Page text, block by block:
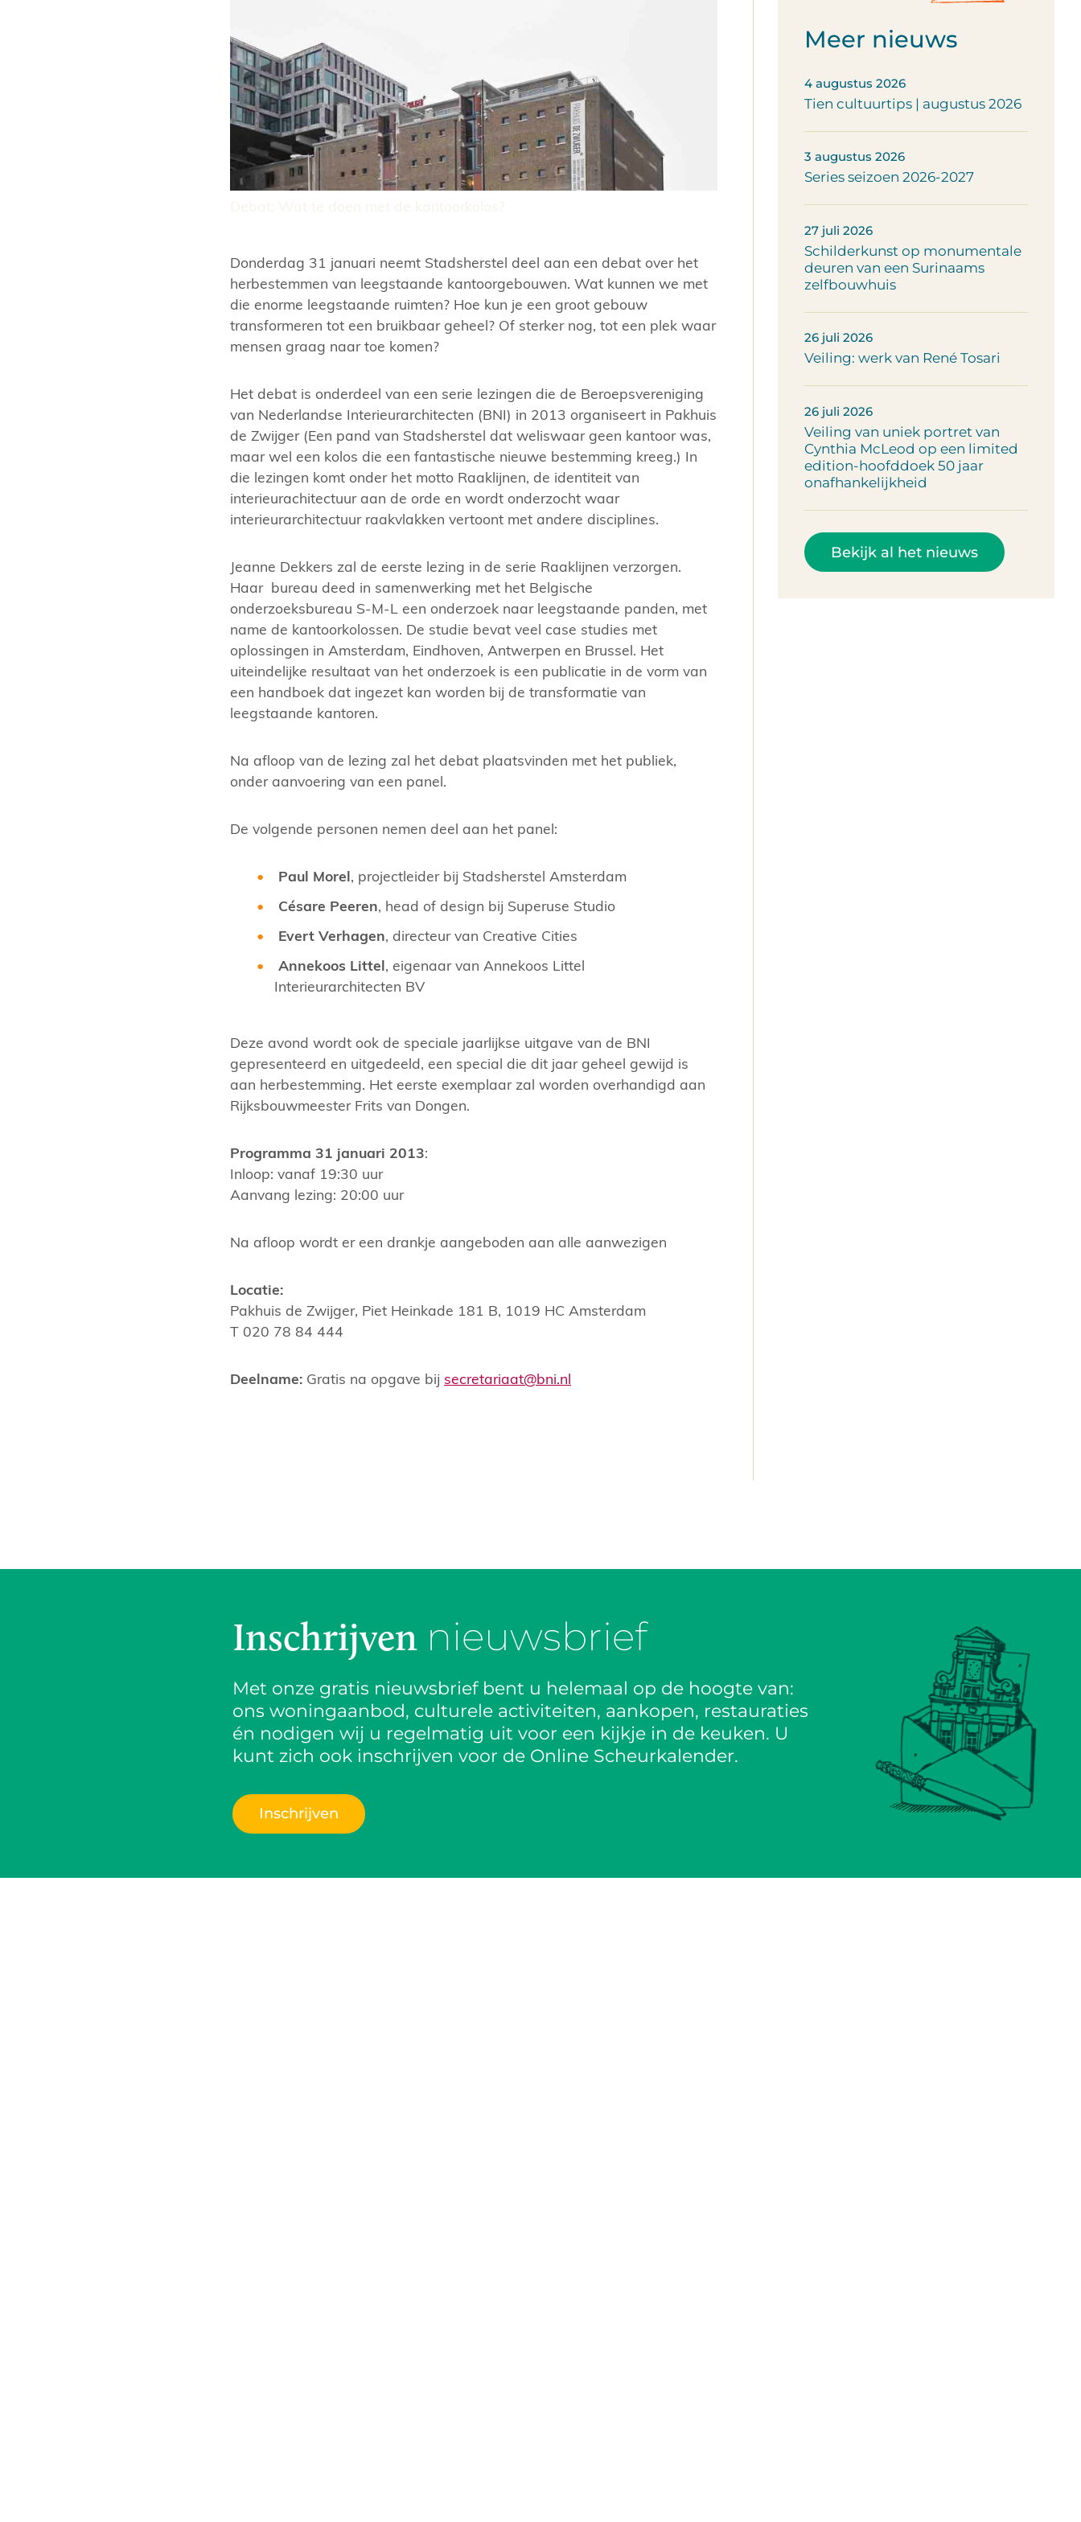
Donderdag 31 januari neemt Stadsherstel deel aan een debat over het
herbestemmen van leegstaande kantoorgebouwen. Wat kunnen we met
die enorme leegstaande ruimten? Hoe kun je een groot gebouw
transformeren tot een bruikbaar geheel? Of sterker nog, tot een plek waar
mensen graag naar toe komen?
Het debat is onderdeel van een serie lezingen die de Beroepsvereniging
van Nederlandse Interieurarchitecten (BNI) in 2013 organiseert in Pakhuis
de Zwijger (Een pand van Stadsherstel dat weliswaar geen kantoor was,
maar wel een kolos die een fantastische nieuwe bestemming kreeg.) In
die lezingen komt onder het motto Raaklijnen, de identiteit van
interieurachitectuur aan de orde en wordt onderzocht waar
interieurarchitectuur raakvlakken vertoont met andere disciplines.
Jeanne Dekkers zal de eerste lezing in de serie Raaklijnen verzorgen.
Haar bureau deed in samenwerking met het Belgische
onderzoeksbureau S-M-L een onderzoek naar leegstaande panden, met
name de kantoorkolossen. De studie bevat veel case studies met
oplossingen in Amsterdam, Eindhoven, Antwerpen en Brussel. Het
uiteindelijke resultaat van het onderzoek is een publicatie in de vorm van
een handboek dat ingezet kan worden bij de transformatie van
leegstaande kantoren.
Na afloop van de lezing zal het debat plaatsvinden met het publiek,
onder aanvoering van een panel.
De volgende personen nemen deel aan het panel:
Paul Morel, projectleider bij Stadsherstel Amsterdam
Césare Peeren, head of design bij Superuse Studio
Evert Verhagen, directeur van Creative Cities
Annekoos Littel, eigenaar van Annekoos Littel
Interieurarchitecten BV
Deze avond wordt ook de speciale jaarlijkse uitgave van de BNI
gepresenteerd en uitgedeeld, een special die dit jaar geheel gewijd is
aan herbestemming. Het eerste exemplaar zal worden overhandigd aan
Rijksbouwmeester Frits van Dongen.
Programma 31 januari 2013:
Inloop: vanaf 19:30 uur
Aanvang lezing: 20:00 uur
Na afloop wordt er een drankje aangeboden aan alle aanwezigen
Locatie:
Pakhuis de Zwijger, Piet Heinkade 181 B, 1019 HC Amsterdam
T 020 78 84 444
Deelname: Gratis na opgave bij secretariaat@bni.nl
Meer nieuws
4 augustus 2026
Tien cultuurtips | augustus 2026
3 augustus 2026
Series seizoen 2026-2027
27 juli 2026
Schilderkunst op monumentale
deuren van een Surinaams
zelfbouwhuis
26 juli 2026
Veiling: werk van René Tosari
26 juli 2026
Veiling van uniek portret van
Cynthia McLeod op een limited
edition-hoofddoek 50 jaar
onafhankelijkheid
Bekijk al het nieuws
Inschrijven nieuwsbrief
Met onze gratis nieuwsbrief bent u helemaal op de hoogte van:
ons woningaanbod, culturele activiteiten, aankopen, restauraties
én nodigen wij u regelmatig uit voor een kijkje in de keuken. U
kunt zich ook inschrijven voor de Online Scheurkalender.
Inschrijven